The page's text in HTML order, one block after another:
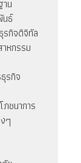
น
ธ์
รกิจดิจิทัล
หกรรม
รกิจ
ภชนาการ
ๆ